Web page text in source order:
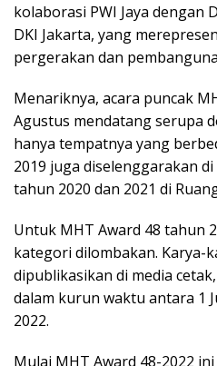
kolaborasi PWI Jaya dengan
DKI Jakarta, yang
pergerakan dan
Menariknya, acara puncak
Agustus mendatang serupa
hanya tempatnya yang
2019 juga diselenggarakan
tahun 2020 dan 2021 di
Untuk MHT Award 48 tahun
kategori dilombakan. Karya-
dipublikasikan di media
dalam kurun waktu antara 1
2022.
Mulai MHT Award 48-2022